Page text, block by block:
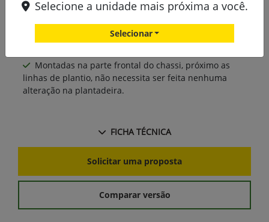
de milho ou soja;
Compatível com as versões radial ou a vácuo, tanto
em plantadeiras com transmissão mecânica como com
Montadas na parte frontal do chassi, próximo as
linhas de plantio, não necessita ser feita nenhuma
alteração na plantadeira.
FICHA TÉCNICA
Solicitar uma proposta
Comparar versão
Selecione a unidade mais próxima a você.
Selecionar